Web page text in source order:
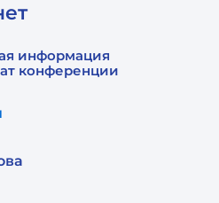
информация
конференции